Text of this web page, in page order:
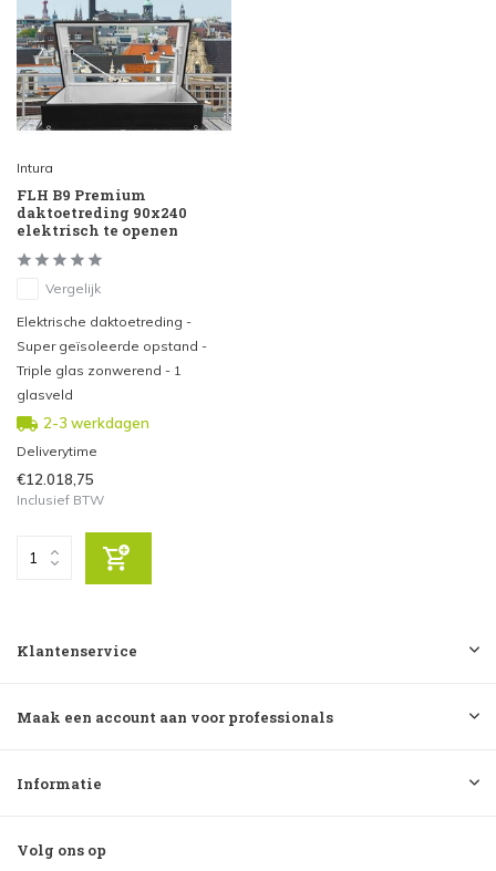
Intura
FLH B9 Premium
daktoetreding 90x240
elektrisch te openen
Vergelijk
Elektrische daktoetreding -
Super geïsoleerde opstand -
Triple glas zonwerend - 1
glasveld
2-3 werkdagen
Deliverytime
€12.018,75
Inclusief BTW
Klantenservice
Maak een account aan voor professionals
Informatie
Volg ons op